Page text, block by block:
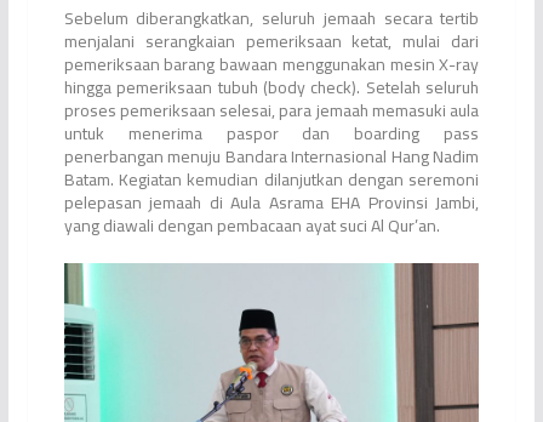
Sebelum diberangkatkan, seluruh jemaah secara tertib
menjalani serangkaian pemeriksaan ketat, mulai dari
pemeriksaan barang bawaan menggunakan mesin X-ray
hingga pemeriksaan tubuh (body check). Setelah seluruh
proses pemeriksaan selesai, para jemaah memasuki aula
untuk menerima paspor dan boarding pass
penerbangan menuju Bandara Internasional Hang Nadim
Batam. Kegiatan kemudian dilanjutkan dengan seremoni
pelepasan jemaah di Aula Asrama EHA Provinsi Jambi,
yang diawali dengan pembacaan ayat suci Al Qur’an.